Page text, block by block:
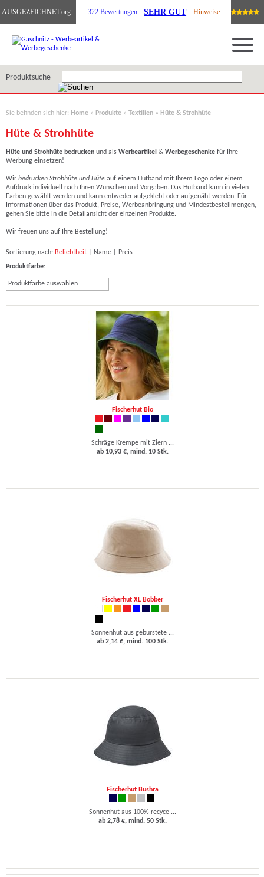
AUSGEZEICHNET.org 322 Bewertungen SEHR GUT Hinweise
Produktsuche
Sie befinden sich hier: Home » Produkte » Textilien » Hüte & Strohhüte
Hüte & Strohhüte
Hüte und Strohhüte bedrucken und als Werbeartikel & Werbegeschenke für Ihre
Werbung einsetzen!
Wir bedrucken Strohhüte und Hüte auf einem Hutband mit Ihrem Logo oder einem
Aufdruck individuell nach Ihren Wünschen und Vorgaben. Das Hutband kann in vielen
Farben gewählt werden und kann entweder aufgeklebt oder aufgenäht werden. Für
Informationen über das Produkt, Preise, Werbeanbringung und Mindestbestellmengen,
gehen Sie bitte in die Detailansicht der einzelnen Produkte.
Wir freuen uns auf Ihre Bestellung!
Sortierung nach: Beliebtheit Name
Preis
Produktfarbe:
Produktfarbe auswählen
Fischerhut Bio
Schräge Krempe mit Ziern ...
ab 10,93 €, mind. 10 Stk.
Fischerhut XL Bobber
Sonnenhut aus gebürstete ...
ab 2,14 €, mind. 100 Stk.
Fischerhut Bushra
Sonnenhut aus 100% recyce ...
ab 2,78 €, mind. 50 Stk.